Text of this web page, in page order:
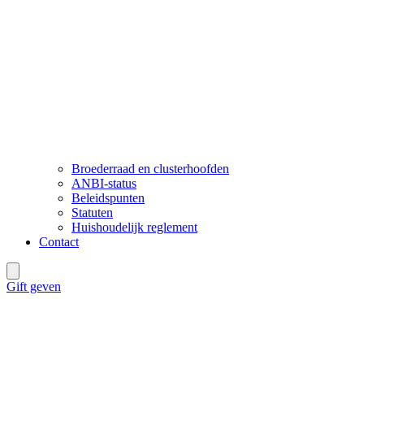
Broederraad en clusterhoofden
ANBI-status
Beleidspunten
Statuten
Huishoudelijk reglement
Contact
Gift geven